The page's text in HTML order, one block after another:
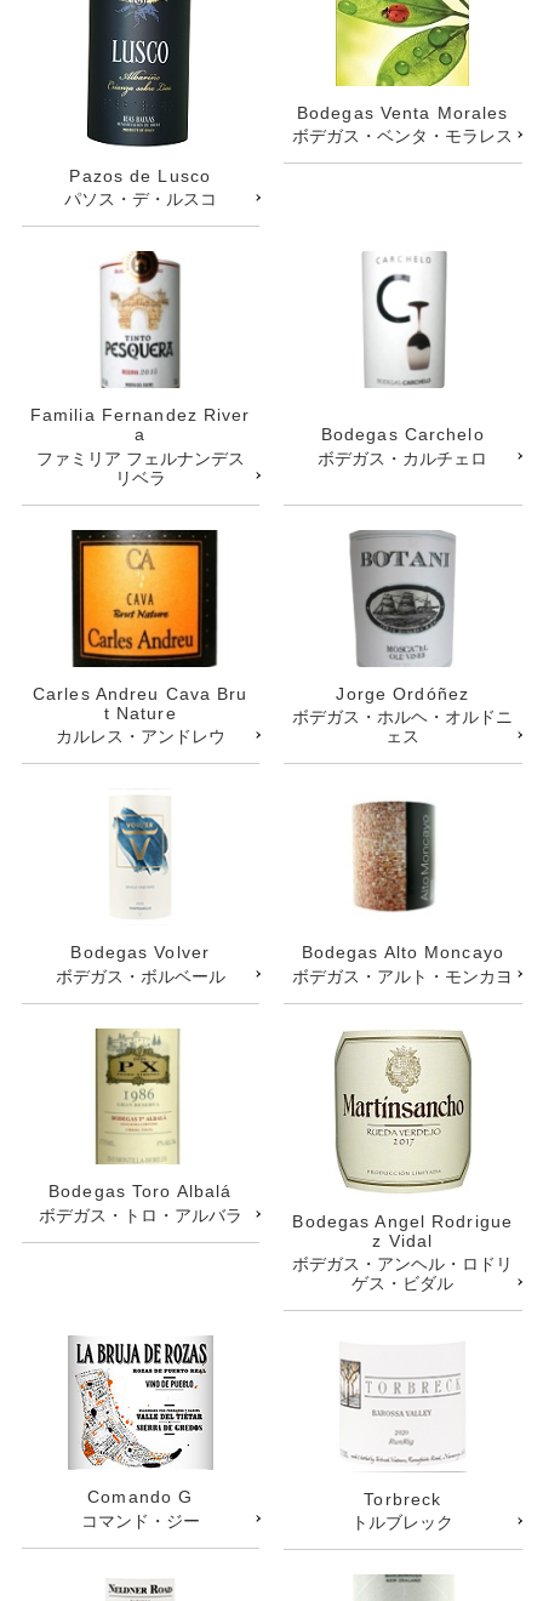
Pazos de Lusco
パソス・デ・ルスコ
Bodegas Venta Morales
ボデガス・ベンタ・モラレス
Familia Fernandez River
a
ファミリア フェルナンデス
リベラ
Bodegas Carchelo
ボデガス・カルチェロ
Carles Andreu Cava Bru
t Nature
カルレス・アンドレウ
Jorge Ordóñez
ボデガス・ホルヘ・オルドニ
ェス
Bodegas Volver
ボデガス・ボルベール
Bodegas Alto Moncayo
ボデガス・アルト・モンカヨ
Bodegas Toro Albalá
ボデガス・トロ・アルバラ
Bodegas Angel Rodrigue
z Vidal
ボデガス・アンヘル・ロドリ
ゲス・ビダル
Comando G
コマンド・ジー
Torbreck
トルブレック